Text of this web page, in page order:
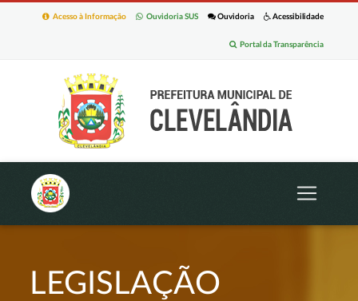
Acessibilidade
Ouvidoria
Ouvidoria SUS
Acesso à Informação
Portal da Transparência
LEGISLAÇÃO